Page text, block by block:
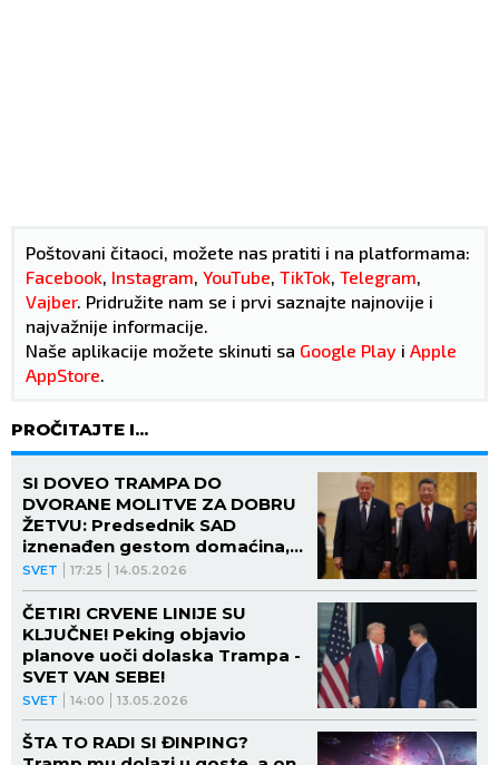
Poštovani čitaoci, možete nas pratiti i na platformama:
Facebook, Instagram, YouTube, TikTok, Telegram,
Vajber. Pridružite nam se i prvi saznajte najnovije i
najvažnije informacije.
Naše aplikacije možete skinuti sa Google Play i Apple
AppStore.
PROČITAJTE I...
SVET 17:25 14.05.2026
SI DOVEO TRAMPA DO
DVORANE MOLITVE ZA DOBRU
ŽETVU: Predsednik SAD
iznenađen gestom domaćina,
ovo sigurno nije očekivao
(VIDEO)
SVET 14:00 13.05.2026
ČETIRI CRVENE LINIJE SU
KLJUČNE! Peking objavio
planove uoči dolaska Trampa -
SVET VAN SEBE!
ŠTA TO RADI SI ĐINPING?